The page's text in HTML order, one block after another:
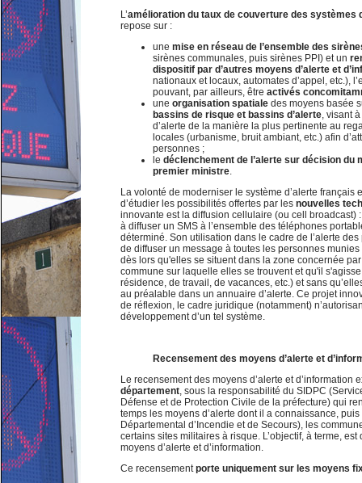
L’amélioration du taux de couverture des systèmes
repose sur :
une mise en réseau de l’ensemble des
sirènes communales, puis sirènes PPI) et un
dispositif par d’autres moyens d’alerte et
nationaux et locaux, automates d’appel, etc.),
pouvant, par ailleurs, être activés
une organisation spatiale des moyens basée
bassins de risque et bassins d’alerte, visant
d’alerte de la manière la plus pertinente au
locales (urbanisme, bruit ambiant, etc.) afin
personnes ;
le déclenchement de l’alerte sur décision du
premier ministre.
La volonté de moderniser le système d’alerte français
d’étudier les possibilités offertes par les nouvelles
innovante est la diffusion cellulaire (ou cell broadcast)
à diffuser un SMS à l’ensemble des téléphones
déterminé. Son utilisation dans le cadre de l’alerte
de diffuser un message à toutes les personnes
dès lors qu'elles se situent dans la zone concernée
commune sur laquelle elles se trouvent et qu'il
résidence, de travail, de vacances, etc.) et sans
au préalable dans un annuaire d’alerte. Ce projet
de réflexion, le cadre juridique (notamment)
développement d’un tel système.
Recensement des moyens d’alerte et
Le recensement des moyens d’alerte et d’information
département, sous la responsabilité du SIDPC
Défense et de Protection Civile de la préfecture) qui
temps les moyens d’alerte dont il a connaissance,
Départemental d’Incendie et de Secours), les
certains sites militaires à risque. L’objectif, à terme,
moyens d’alerte et d’information.
Ce recensementporte uniquement sur les moyens